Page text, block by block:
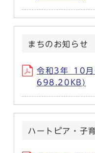
まちのお知らせ
令和3年_10月
698.20KB)
ハートピア・子